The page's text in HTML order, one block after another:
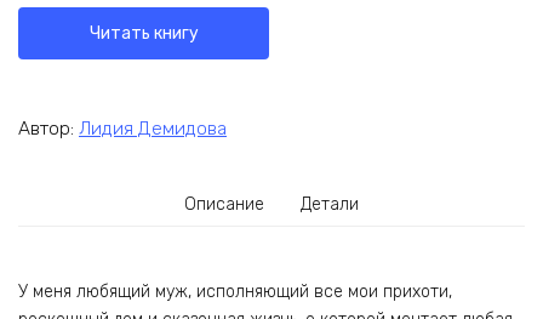
Читать книгу
Автор: Лидия Демидова
Описание Детали
У меня любящий муж, исполняющий все мои прихоти,